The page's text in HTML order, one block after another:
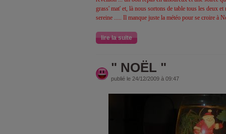
grass' mat' et, là nous sortons de table tous les deux
sereine ..... Il manque juste la météo pour se croire à
lire la suite
" NOËL "
publié le 24/12/2009 à 09:47